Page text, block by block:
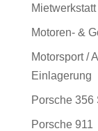
Mietwerkstatt
Motoren- &
Motorsport /
Einlagerung
Porsche 356
Porsche 911